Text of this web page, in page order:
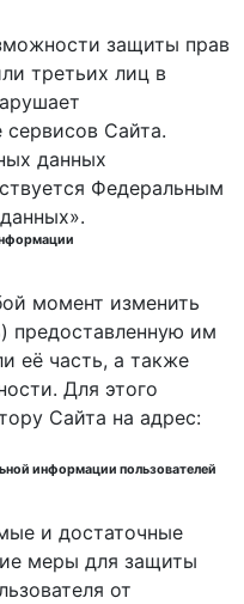
защиты прав
третьих лиц в
сервисов Сайта.
данных
Федеральным
момент изменить
предоставленную им
её часть, а также
Для этого
Сайта на адрес:
информации пользователей
и достаточные
меры для защиты
от